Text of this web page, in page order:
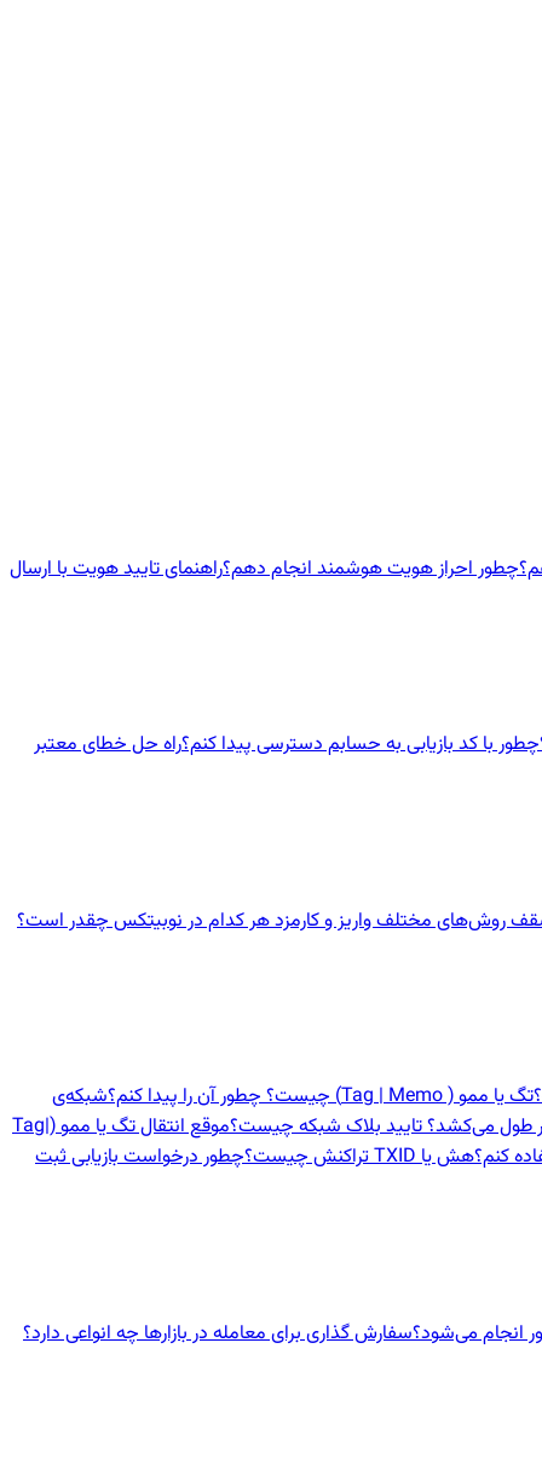
چطور احراز هویت هوشمند انجام دهم؟راهنمای تایید هویت با ارسال
چطور با کد بازیابی به حسابم دسترسی پیدا کنم؟راه حل خطای معتبر
روش‌های مختلف واریز و کارمزد هر کدام در نوبیتکس چقدر است؟
تگ یا ممو ( Tag | Memo) چیست؟ چطور آن را پیدا کنم؟
شبکه‌ی
طول می‌کشد؟ تایید بلاک شبکه چیست؟
موقع انتقال تگ یا ممو (Tag|
کنم؟هش یا TXID تراکنش چیست؟
چطور درخواست بازیابی ثبت
انجام می‌شود؟سفارش گذاری برای معامله در بازارها چه انواعی دارد؟